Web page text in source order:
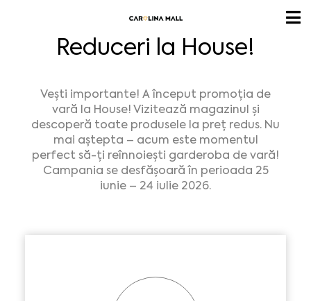
Reduceri la House!
Vești importante! A început promoția de
vară la House! Vizitează magazinul și
descoperă toate produsele la preț redus. Nu
mai aștepta – acum este momentul
perfect să-ți reînnoiești garderoba de vară!
Campania se desfășoară în perioada 25
iunie – 24 iulie 2026.